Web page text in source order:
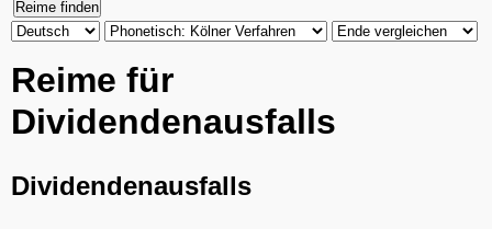
Reime für
Dividendenausfalls
Dividendenausfalls